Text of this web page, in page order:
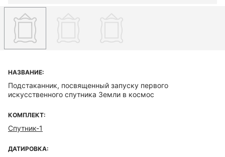
НАЗВАНИЕ:
Подстаканник, посвященный запуску первого
искусственного спутника Земли в космос
КОМПЛЕКТ:
Спутник-1
ДАТИРОВКА: